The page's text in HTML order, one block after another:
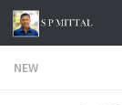
Skip to content
NEW